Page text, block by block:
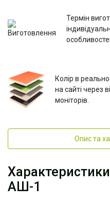
Термін
Колір в
на сайті через
моніторів.
Опис та
АШ-1